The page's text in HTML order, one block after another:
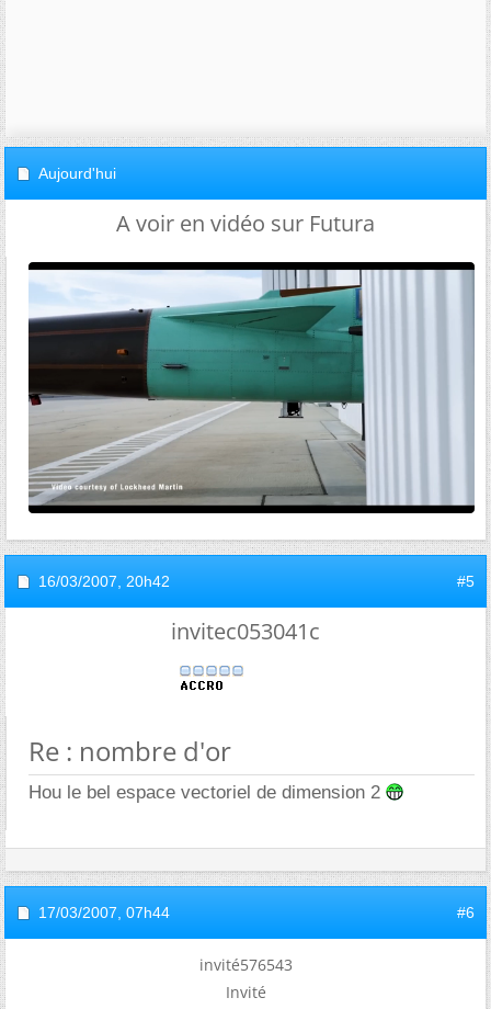
Aujourd'hui
A voir en vidéo sur Futura
16/03/2007, 20h42 #5
invitec053041c
Re : nombre d'or
Hou le bel espace vectoriel de dimension 2
17/03/2007, 07h44 #6
invité576543
Invité